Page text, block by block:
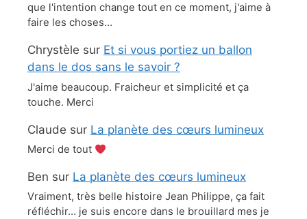
que l'intention change tout en ce moment, j'aime à
faire les choses…
Chrystèle sur Et si vous portiez un ballon
dans le dos sans le savoir ?
J'aime beaucoup. Fraicheur et simplicité et ça
touche. Merci
Claude sur La planète des cœurs lumineux
Merci de tout
Ben sur La planète des cœurs lumineux
Vraiment, très belle histoire Jean Philippe, ça fait
réfléchir… je suis encore dans le brouillard mes je